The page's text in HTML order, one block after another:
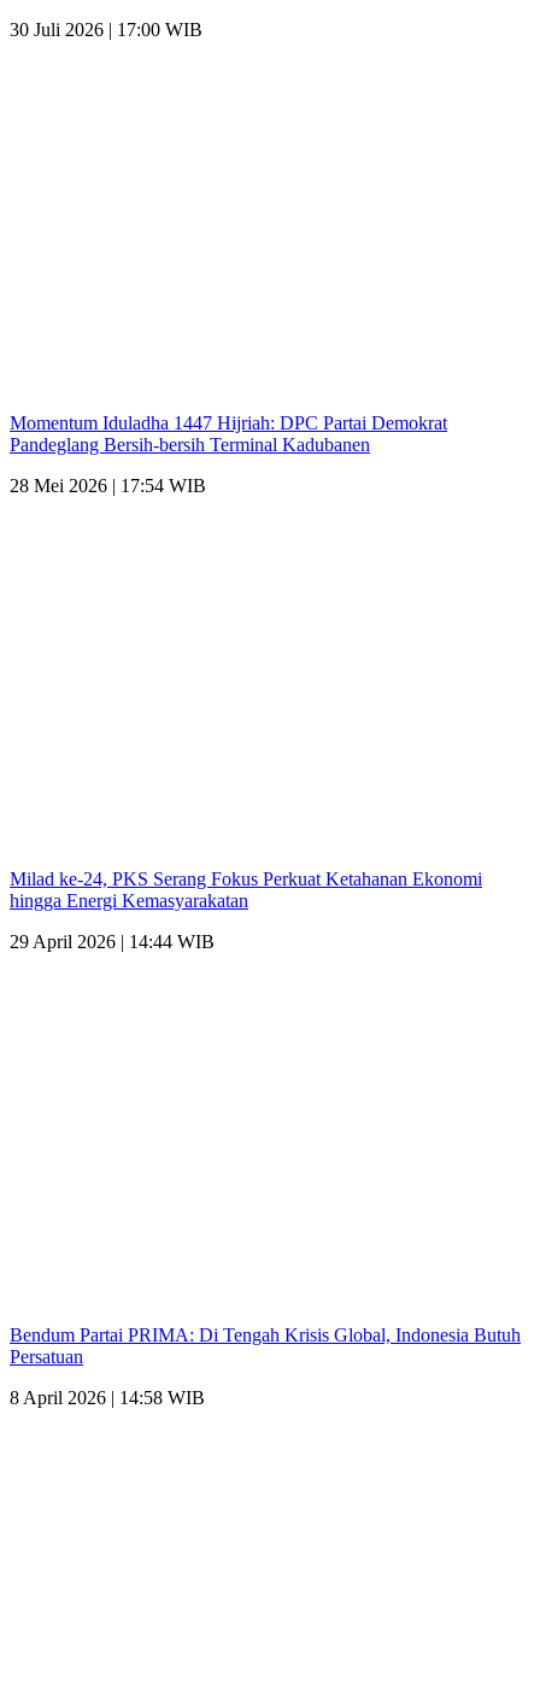
30 Juli 2026 | 17:00 WIB
Momentum Iduladha 1447 Hijriah: DPC Partai Demokrat
Pandeglang Bersih-bersih Terminal Kadubanen
28 Mei 2026 | 17:54 WIB
Milad ke-24, PKS Serang Fokus Perkuat Ketahanan Ekonomi
hingga Energi Kemasyarakatan
29 April 2026 | 14:44 WIB
Bendum Partai PRIMA: Di Tengah Krisis Global, Indonesia Butuh
Persatuan
8 April 2026 | 14:58 WIB